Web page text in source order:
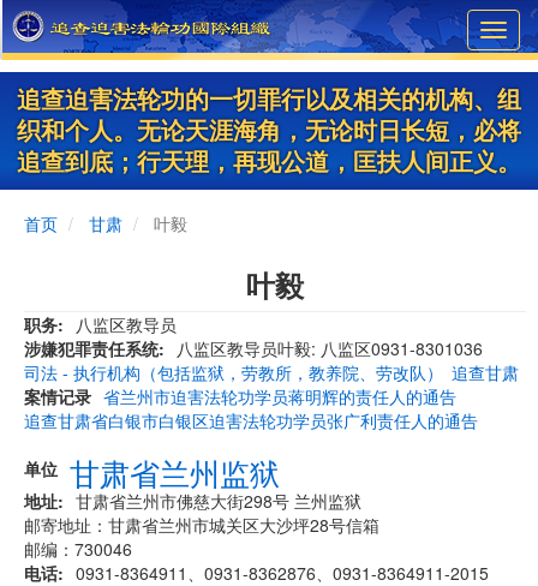
Skip
to
main
content
追查迫害法轮功的一切罪行以及相关的机构、组
织和个人。无论天涯海角，无论时日长短，必将
追查到底；行天理，再现公道，匡扶人间正义。
首页 甘肃 叶毅
叶毅
职务
八监区教导员
涉嫌犯罪责任系统
司法 - 执行机构（包括监狱，劳教所，教养院、劳改队）
八监区教导员叶毅: 八监区0931-8301036
案情记录
追查甘肃
省兰州市迫害法轮功学员蒋明辉的责任人的通告
追查甘肃省白银市白银区迫害法轮功学员张广利责任人的通告
单位 甘肃省兰州监狱
地址
甘肃省兰州市佛慈大街298号 兰州监狱
邮寄地址：甘肃省兰州市城关区大沙坪28号信箱
邮编：730046
电话
0931-8364911、0931-8362876、0931-8364911-2015